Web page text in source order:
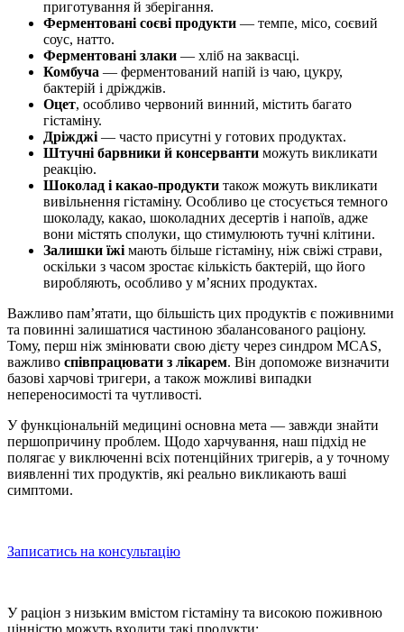
приготування й зберігання.
Ферментовані соєві продукти — темпе, місо, соєвий
соус, натто.
Ферментовані злаки — хліб на заквасці.
Комбуча — ферментований напій із чаю, цукру,
бактерій і дріжджів.
Оцет, особливо червоний винний, містить багато
гістаміну.
Дріжджі — часто присутні у готових продуктах.
Штучні барвники й консерванти можуть викликати
реакцію.
Шоколад і какао-продукти також можуть викликати
вивільнення гістаміну. Особливо це стосується темного
шоколаду, какао, шоколадних десертів і напоїв, адже
вони містять сполуки, що стимулюють тучні клітини.
Залишки їжі мають більше гістаміну, ніж свіжі страви,
оскільки з часом зростає кількість бактерій, що його
виробляють, особливо у м’ясних продуктах.
Важливо пам’ятати, що більшість цих продуктів є поживними
та повинні залишатися частиною збалансованого раціону.
Тому, перш ніж змінювати свою дієту через синдром MCAS,
важливо співпрацювати з лікарем. Він допоможе визначити
базові харчові тригери, а також можливі випадки
непереносимості та чутливості.
У функціональній медицині основна мета — завжди знайти
першопричину проблем. Щодо харчування, наш підхід не
полягає у виключенні всіх потенційних тригерів, а у точному
виявленні тих продуктів, які реально викликають ваші
симптоми.
Записатись на консультацію
У раціон з низьким вмістом гістаміну та високою поживною